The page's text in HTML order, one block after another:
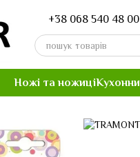
+38 068 540 48 00
Ножі та ножиці